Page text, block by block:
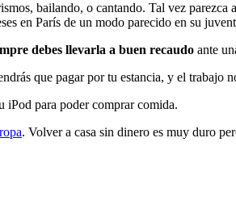
bailando, o cantando. Tal vez parezca
en París de un modo parecido en su
debes llevarla a buen recaudo ante
que pagar por tu estancia, y el trabajo
iPod para poder comprar comida.
. Volver a casa sin dinero es muy duro